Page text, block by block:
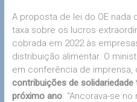
A proposta de lei do OE nada
taxa sobre os lucros
cobrada em 2022 às
distribuição alimentar. O
em conferência de imprensa,
contribuições de
próximo ano. “Ancorava-se